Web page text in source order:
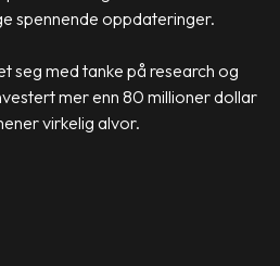
spennende oppdateringer.
seg med tanke på research og
mer enn 80 millioner dollar
virkelig alvor.